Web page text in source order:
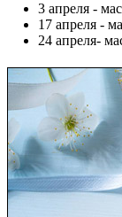
3 апреля -
17 апреля -
24 апреля-